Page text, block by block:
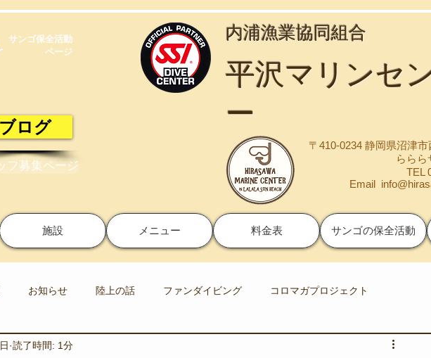
サンゴ保全活動​
ページ
ブログ
フ募集ページ
​内浦漁業協同組合
平沢マリンセ
ー
〒410-0234 静岡県沼津
ららら
TEL
Email
施設 メニュー 料金表 サンゴの保全活動
お知らせ 陸上の話 ファンダイビング コロマガプロジェクト
保全 ワカメの養殖 アカモク養殖実験
読了時間: 1分